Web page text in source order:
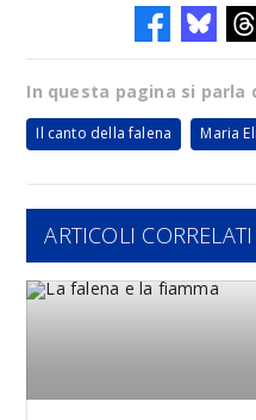
In questa pagina si parla
Il canto della falena Maria
ARTICOLI CORRELATI